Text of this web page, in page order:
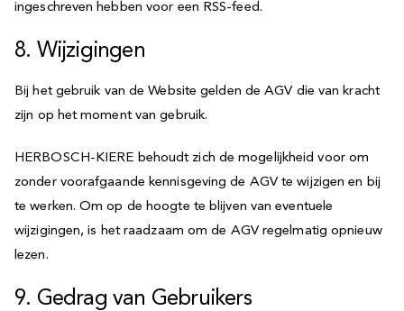
ingeschreven hebben voor een RSS-feed.
8. Wijzigingen
Bij het gebruik van de Website gelden de AGV die van kracht
zijn op het moment van gebruik.
HERBOSCH-KIERE behoudt zich de mogelijkheid voor om
zonder voorafgaande kennisgeving de AGV te wijzigen en bij
te werken. Om op de hoogte te blijven van eventuele
wijzigingen, is het raadzaam om de AGV regelmatig opnieuw
lezen.
9. Gedrag van Gebruikers